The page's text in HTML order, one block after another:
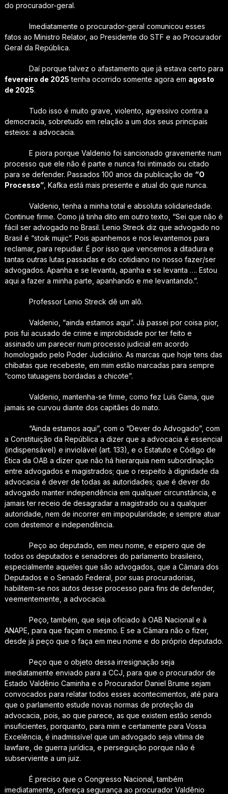
do procurador-geral.
Imediatamente o procurador-geral comunicou esses
fatos ao Ministro Relator, ao Presidente do STF e ao Procurador
Geral da República.
Daí porque talvez o afastamento que já estava certo para
fevereiro de 2025 tenha ocorrido somente agora em agosto
de 2025.
Tudo isso é muito grave, violento, agressivo contra a
democracia, sobretudo em relação a um dos seus principais
esteios: a advocacia.
E piora porque Valdenio foi sancionado gravemente num
processo que ele não é parte e nunca foi intimado ou citado
para se defender. Passados 100 anos da publicação de “O
Processo”, Kafka está mais presente e atual do que nunca.
Valdenio, tenha a minha total e absoluta solidariedade.
Continue firme. Como já tinha dito em outro texto, “Sei que não é
fácil ser advogado no Brasil. Lenio Streck diz que advogado no
Brasil é “stoik mujic”. Pois apanhemos e nos levantemos para
reclamar, para repudiar. É por isso que vencemos a ditadura e
tantas outras lutas passadas e do cotidiano no nosso fazer/ser
advogados. Apanha e se levanta, apanha e se levanta …. Estou
aqui a fazer a minha parte, apanhando e me levantando.”.
Professor Lenio Streck dê um alô.
Valdenio, “ainda estamos aqui”. Já passei por coisa pior,
pois fui acusado de crime e improbidade por ter feito e
assinado um parecer num processo judicial em acordo
homologado pelo Poder Judiciário. As marcas que hoje tens das
chibatas que recebeste, em mim estão marcadas para sempre
“como tatuagens bordadas a chicote”.
Valdenio, mantenha-se firme, como fez Luís Gama, que
jamais se curvou diante dos capitães do mato.
“Ainda estamos aqui”, com o “Dever do Advogado”, com
a Constituição da República a dizer que a advocacia é essencial
(indispensável) e inviolável (art. 133), e o Estatuto e Código de
Ética da OAB a dizer que não há hierarquia nem subordinação
entre advogados e magistrados; que o respeito à dignidade da
advocacia é dever de todas as autoridades; que é dever do
advogado manter independência em qualquer circunstância, e
jamais ter receio de desagradar a magistrado ou a qualquer
autoridade, nem de incorrer em impopularidade; e sempre atuar
com destemor e independência.
Peço ao deputado, em meu nome, e espero que de
todos os deputados e senadores do parlamento brasileiro,
especialmente aqueles que são advogados, que a Câmara dos
Deputados e o Senado Federal, por suas procuradorias,
habilitem-se nos autos desse processo para fins de defender,
veementemente, a advocacia.
Peço, também, que seja oficiado à OAB Nacional e à
ANAPE, para que façam o mesmo. E se a Câmara não o fizer,
desde já peço que o faça em meu nome e do próprio deputado.
Peço que o objeto dessa irresignação seja
imediatamente enviado para a CCJ, para que o procurador de
Estado Valdênio Caminha e o Procurador Daniel Brume sejam
convocados para relatar todos esses acontecimentos, até para
que o parlamento estude novas normas de proteção da
advocacia, pois, ao que parece, as que existem estão sendo
insuficientes, porquanto, para mim e certamente para Vossa
Excelência, é inadmissível que um advogado seja vítima de
lawfare , de guerra jurídica, e perseguição porque não é
subserviente a um juiz.
É preciso que o Congresso Nacional, também
imediatamente, ofereça segurança ao procurador Valdênio